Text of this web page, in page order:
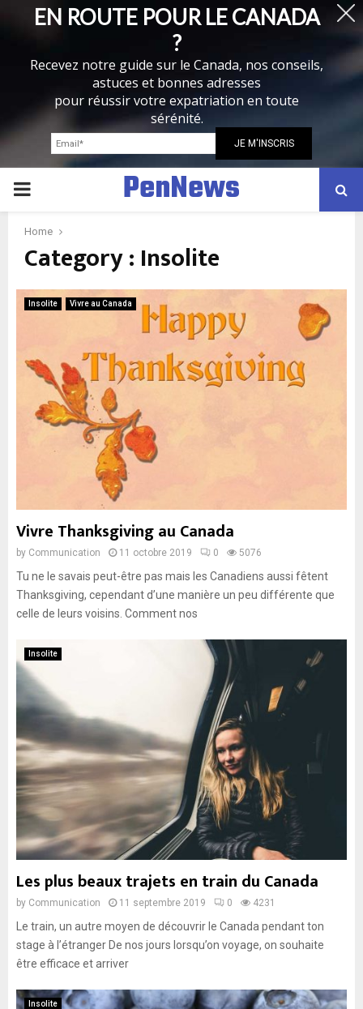
P
R
A
E
N
PenNews
Home
Category : Insolite
Insolite Vivre au Canada
Vivre Thanksgiving au Canada
by Communication 11 octobre 2019 0 5076
Tu ne le savais peut-être pas mais les Canadiens aussi fêtent
Thanksgiving, cependant d’une manière un peu différente que
celle de leurs voisins. Comment nos
Insolite
Les plus beaux trajets en train du Canada
by Communication 11 septembre 2019 0 4231
Le train, un autre moyen de découvrir le Canada pendant ton
stage à l’étranger De nos jours lorsqu’on voyage, on souhaite
être efficace et arriver
Insolite
EN ROUTE POUR LE CANADA
?
Recevez notre guide sur le Canada, nos conseils,
astuces et bonnes adresses
pour réussir votre expatriation en toute
sérénité.